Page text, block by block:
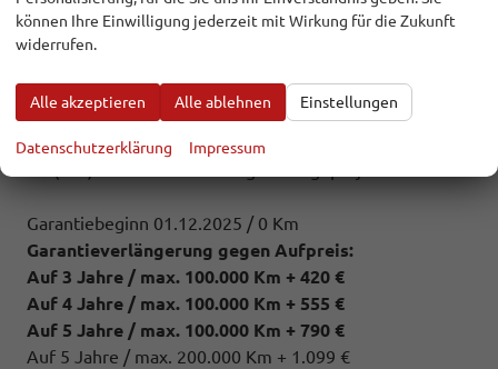
(WLA) Licht-und-Sicht-Paket ""Plus""
(6K2) Notbremsassistent ""Front Assist""
(1G9) Reserverad gewichts- und platzsparend
(J89) Reifen 205/55 R 17
Garantiebeginn 01.12.2025 / 0 Km
Garantieverlängerung gegen Aufpreis:
Auf 3 Jahre / max. 100.000 Km + 420 €
Auf 4 Jahre / max. 100.000 Km + 555 €
Auf 5 Jahre / max. 100.000 Km + 790 €
Auf 5 Jahre / max. 200.000 Km + 1.099 €
können Ihre Einwilligung jederzeit mit Wirkung für die Zukunft
widerrufen.
Alle akzeptieren Alle ablehnen Einstellungen
Datenschutzerklärung Impressum